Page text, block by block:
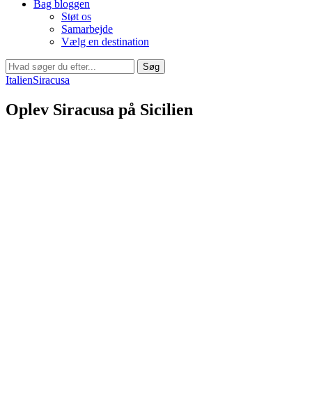
Bag bloggen
Støt os
Samarbejde
Vælg en destination
Søg
ItalienSiracusa
Oplev Siracusa på Sicilien